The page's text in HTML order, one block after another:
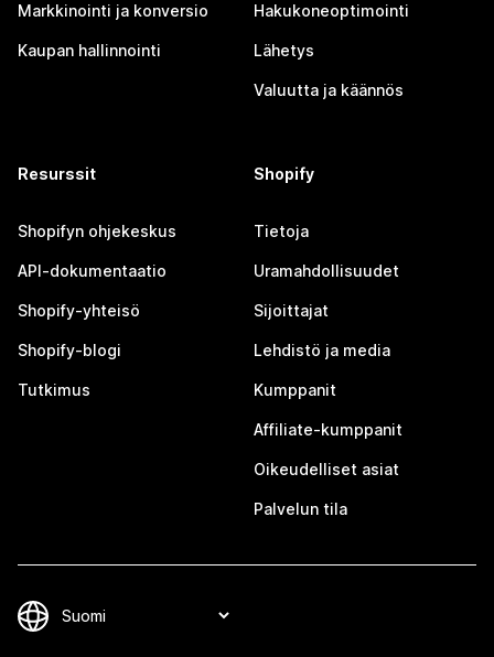
Markkinointi ja konversio
Kaupan hallinnointi
Hakukoneoptimointi
Lähetys
Valuutta ja käännös
Resurssit
Shopifyn ohjekeskus
API-dokumentaatio
Shopify-yhteisö
Shopify-blogi
Tutkimus
Shopify
Tietoja
Uramahdollisuudet
Sijoittajat
Lehdistö ja media
Kumppanit
Affiliate-kumppanit
Oikeudelliset asiat
Palvelun tila